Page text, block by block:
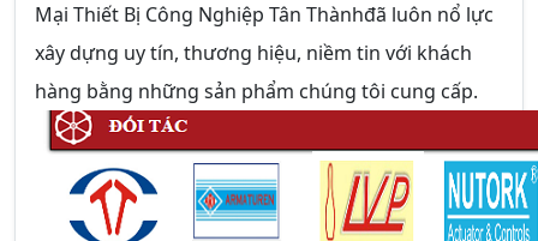
Mại Thiết Bị Công Nghiệp Tân Thànhđã luôn nổ lực
xây dựng uy tín, thương hiệu, niềm tin với khách
hàng bằng những sản phẩm chúng tôi cung cấp.